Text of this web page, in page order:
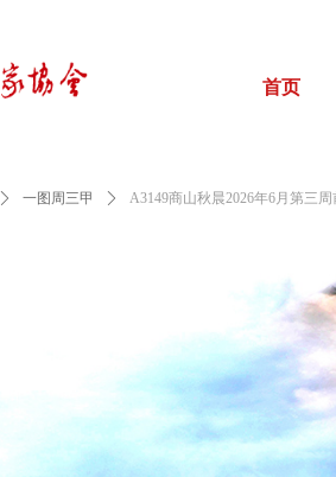
首页
ꄲ 一图周三甲 ꄲ A3149商山秋晨2026年6月第三